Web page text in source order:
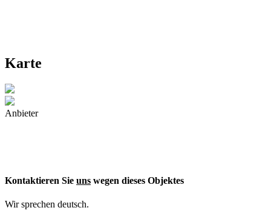
Karte
Anbieter
Kontaktieren Sie uns wegen dieses Objektes
Wir sprechen deutsch.